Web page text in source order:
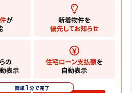
世田谷区祖師谷
115.75m2
お気に入りに追加